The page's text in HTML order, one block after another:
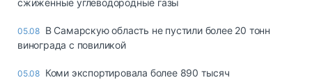
сжиженные углеводородные газы
05.08 В Самарскую область не пустили более 20 тонн
винограда с повиликой
05.08 Коми экспортировала более 890 тысяч